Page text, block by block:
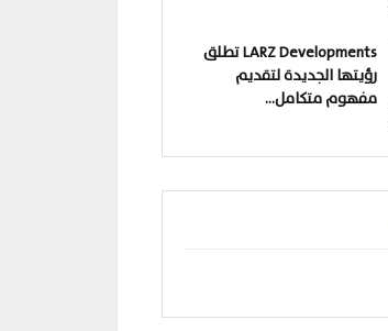
LARZ Developments تطلق
رؤيتها الجديدة لتقديم
مفهوم متكامل…